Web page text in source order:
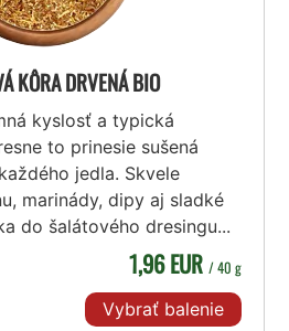
KÔRA DRVENÁ BIO
kyslosť a typická
to prinesie sušená
jedla. Skvele
marinády, dipy aj sladké
do šalátového dresingu...
1,96 EUR / 40 g
Vybrať balenie